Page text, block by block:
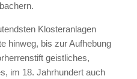
Klosteranlagen
hinweg, bis zur Aufhebung
geistliches,
im 18. Jahrhundert auch